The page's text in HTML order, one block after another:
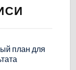
план для